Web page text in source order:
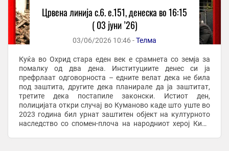
Црвена линија с.6. e.151, денеска во 16:15
( 03 јуни ’26)
03/06/2026 10:46 -Телма
Куќа во Охрид стара еден век е срамнета со земја за
помалку од два дена. Институциите денес си ја
префрлаат одговорноста – едните велат дека не била
под заштита, другите дека планирале да ја заштитат,
третите дека постапиле законски. Истиот ден,
полицијата откри случај во Куманово каде што уште во
2023 година бил урнат заштитен објект на културното
наследство со спомен-плоча на народниот херој Киро